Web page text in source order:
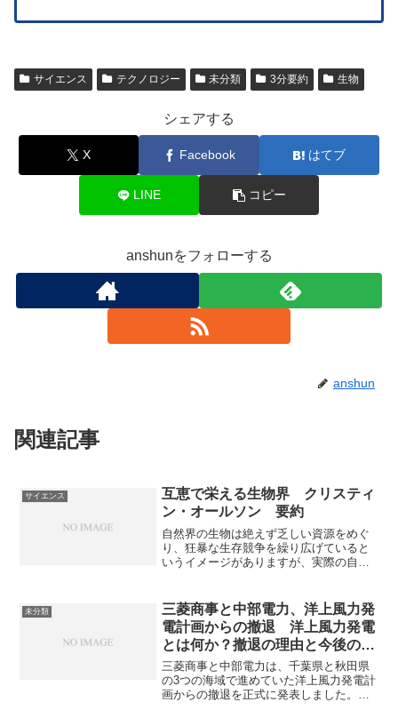
サイエンス テクノロジー 未分類 3分要約 生物
シェアする
X Facebook はてブ
LINE コピー
anshunをフォローする
anshun
関連記事
サイエンス
互恵で栄える生物界 クリスティ
ン・オールソン 要約
自然界の生物は絶えず乏しい資源をめぐ
り、狂暴な生存競争を繰り広げていると
いうイメージがありますが、実際の自然
は、自然から得るものへの敬意を得て、
生態系と人間社会でも協力関係を構築す
るためにも重要なことです。自然界での
互恵的な関係と、それをどうやって活か
していくのかを知ることができます。
未分類
三菱商事と中部電力、洋上風力発
電計画からの撤退 洋上風力発電
とは何か？撤退の理由と今後の計
画の見通しは？
三菱商事と中部電力は、千葉県と秋田県
の3つの海域で進めていた洋上風力発電計
画からの撤退を正式に発表しました。撤